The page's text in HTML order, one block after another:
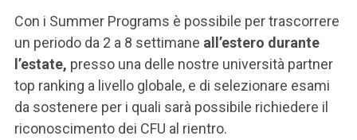
Con i Summer Programs è possibile per trascorrere
un periodo da 2 a 8 settimane all’estero durante
l’estate, presso una delle nostre università partner
top ranking a livello globale, e di selezionare esami
da sostenere per i quali sarà possibile richiedere il
riconoscimento dei CFU al rientro.